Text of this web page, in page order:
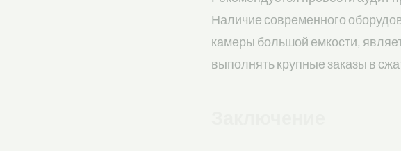
Наличие современного
камеры большой емкости,
выполнять крупные заказы в